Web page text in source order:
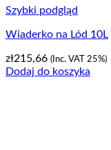
Szybki podgląd
Wiaderko na Lód 10L
zł215,66 (Inc. VAT 25%)
Dodaj do koszyka